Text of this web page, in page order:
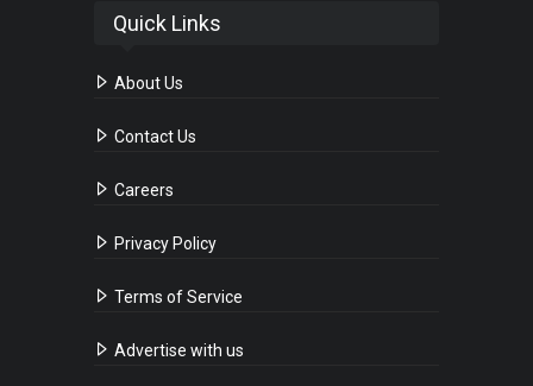
Quick Links
About Us
Contact Us
Careers
Privacy Policy
Terms of Service
Advertise with us